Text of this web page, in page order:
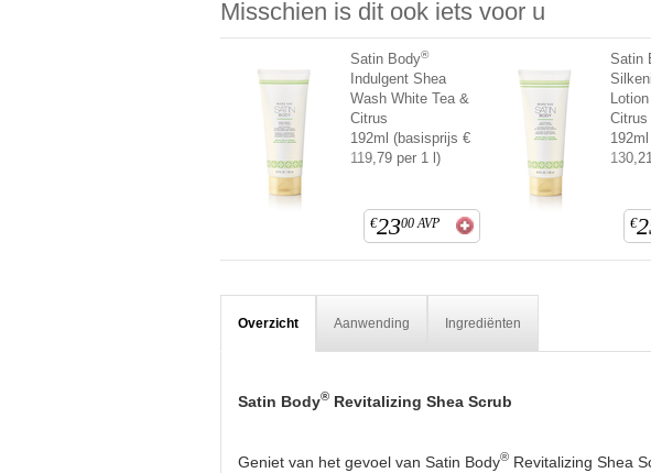
Misschien is dit ook iets voor u
Satin Body®
Indulgent Shea
Wash White Tea &
Citrus
192ml (basisprijs €
119,79 per 1 l)
€2300 AVP
Satin
Citrus
€
Overzicht Aanwending Ingrediënten
Satin Body®Revitalizing Shea Scrub
Geniet van het gevoel van Satin Body®Revitalizing Shea